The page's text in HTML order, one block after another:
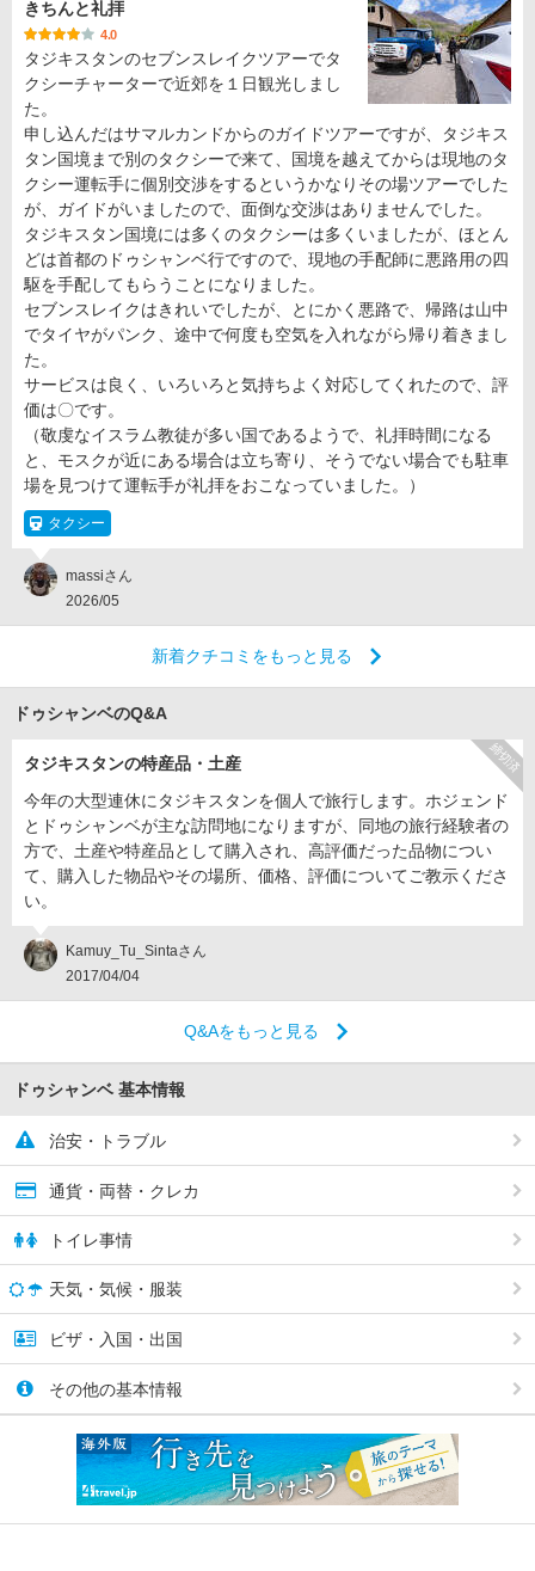
きちんと礼拝
4.0
タジキスタンのセブンスレイクツアーでタ
クシーチャーターで近郊を１日観光しまし
た。
申し込んだはサマルカンドからのガイドツアーですが、タジキス
タン国境まで別のタクシーで来て、国境を越えてからは現地のタ
クシー運転手に個別交渉をするというかなりその場ツアーでした
が、ガイドがいましたので、面倒な交渉はありませんでした。
タジキスタン国境には多くのタクシーは多くいましたが、ほとん
どは首都のドゥシャンベ行ですので、現地の手配師に悪路用の四
駆を手配してもらうことになりました。
セブンスレイクはきれいでしたが、とにかく悪路で、帰路は山中
でタイヤがパンク、途中で何度も空気を入れながら帰り着きまし
た。
サービスは良く、いろいろと気持ちよく対応してくれたので、評
価は〇です。
（敬虔なイスラム教徒が多い国であるようで、礼拝時間になる
と、モスクが近にある場合は立ち寄り、そうでない場合でも駐車
場を見つけて運転手が礼拝をおこなっていました。）
タクシー
massiさん
2026/05
新着クチコミをもっと見る
ドゥシャンベのQ&A
締切済
タジキスタンの特産品・土産
今年の大型連休にタジキスタンを個人で旅行します。ホジェンド
とドゥシャンベが主な訪問地になりますが、同地の旅行経験者の
方で、土産や特産品として購入され、高評価だった品物につい
て、購入した物品やその場所、価格、評価についてご教示くださ
い。
Kamuy_Tu_Sintaさん
2017/04/04
Q&Aをもっと見る
ドゥシャンベ 基本情報
治安・トラブル
通貨・両替・クレカ
トイレ事情
天気・気候・服装
ビザ・入国・出国
その他の基本情報